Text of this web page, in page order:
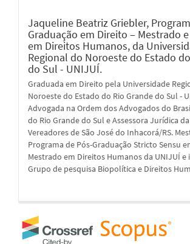
Jaqueline Beatriz Griebler,
Graduação em Direito – Mestrado
em Direitos Humanos, da
Regional do Noroeste do Estado
do Sul - UNIJUÍ.
Graduada em Direito pela Universidade
Noroeste do Estado do Rio Grande do Sul -
Advogada na Ordem dos Advogados do
do Rio Grande do Sul e Assessora Jurídica
Vereadores de São José do Inhacorá/RS.
Programa de Pós-Graduação Stricto Sensu
Mestrado em Direitos Humanos da UNIJUÍ
Grupo de pesquisa Biopolítica e Direitos